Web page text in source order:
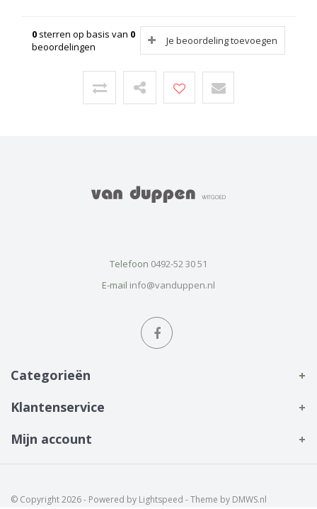
0 sterren op basis van 0
beoordelingen
Je beoordeling toevoegen
Telefoon 0492-52 30 51
E-mail info@vanduppen.nl
Categorieën
Klantenservice
Mijn account
© Copyright 2026 - Powered by Lightspeed - Theme by DMWS.nl